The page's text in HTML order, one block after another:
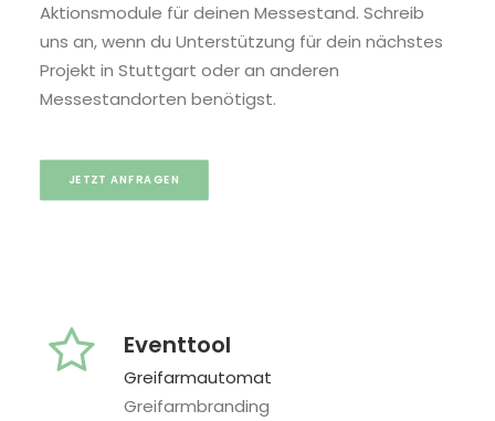
Aktionsmodule für deinen Messestand. Schreib
uns an, wenn du Unterstützung für dein nächstes
Projekt in Stuttgart oder an anderen
Messestandorten benötigst.
JETZT ANFRAGEN
Eventtool
Greifarmautomat
Greifarmbranding